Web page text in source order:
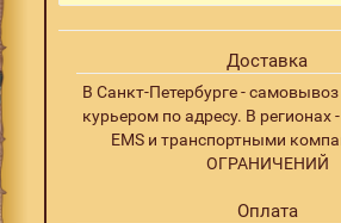
Доставка
В Санкт-Петербурге -
курьером по адресу. В регионах
EMS и транспортными
ОГРАНИЧЕНИЙ
Оплата